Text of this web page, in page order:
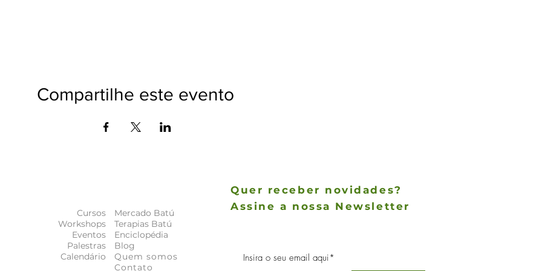
Compartilhe este evento
Cursos
Workshops
Eventos
Palestras
Calendário
Mercado Batú
Terapias Batú
Enciclopédia
Blog
Quem somos
Contato
Quer receber novidades?
Assine a nossa Newsletter